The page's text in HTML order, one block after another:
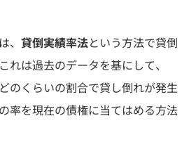
、 貸倒実績率法という方法で貸倒
れは過去のデータを基にして、
のくらいの割合で貸し倒れが発生
率を現在の債権に当てはめる方法